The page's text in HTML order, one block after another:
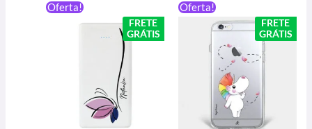
Oferta!
FRETE
GRÁTIS
preço
original
era:
R$ 199,90.
preço
atual
é:
Oferta!
FRETE
GRÁTIS
original
R$ 59,90.
preço
atual
é: